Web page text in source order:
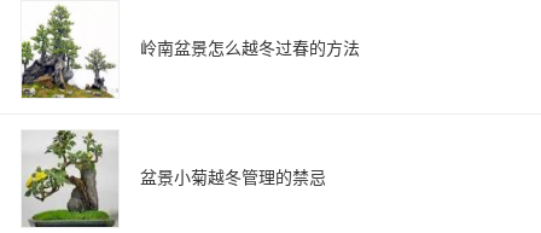
岭南盆景怎么越冬过春的方法
盆景小菊越冬管理的禁忌